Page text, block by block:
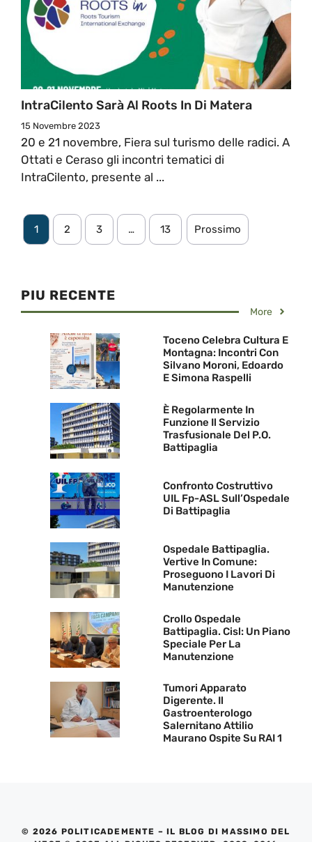
IntraCilento Sarà Al Roots In Di Matera
15 Novembre 2023
20 e 21 novembre, Fiera sul turismo delle radici. A
Ottati e Ceraso gli incontri tematici di
IntraCilento, presente al ...
1 2 3 … 13 Prossimo
PIU RECENTE
More
Toceno Celebra Cultura E
Montagna: Incontri Con
Silvano Moroni, Edoardo
E Simona Raspelli
È Regolarmente In
Funzione Il Servizio
Trasfusionale Del P.O.
Battipaglia
Confronto Costruttivo
UIL Fp-ASL Sull’Ospedale
Di Battipaglia
Ospedale Battipaglia.
Vertive In Comune:
Proseguono I Lavori Di
Manutenzione
Crollo Ospedale
Battipaglia. Cisl: Un Piano
Speciale Per La
Manutenzione
Tumori Apparato
Digerente. Il
Gastroenterologo
Salernitano Attilio
Maurano Ospite Su RAI 1
© 2026 POLITICADEMENTE – IL BLOG DI MASSIMO DEL